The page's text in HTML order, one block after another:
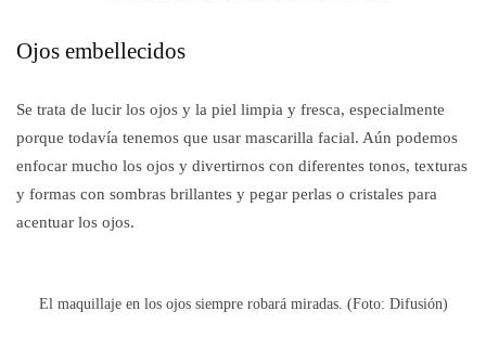
Ojos embellecidos
Se trata de lucir los ojos y la piel limpia y fresca, especialmente
porque todavía tenemos que usar mascarilla facial. Aún podemos
enfocar mucho los ojos y divertirnos con diferentes tonos, texturas
y formas con sombras brillantes y pegar perlas o cristales para
acentuar los ojos.
El maquillaje en los ojos siempre robará miradas. (Foto: Difusión)